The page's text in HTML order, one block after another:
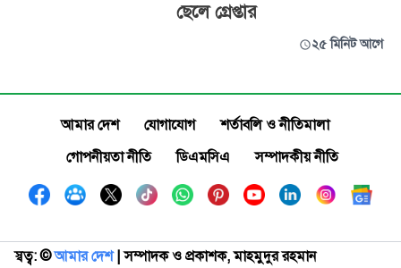
ছেলে গ্রেপ্তার
২৫ মিনিট আগে
আমার দেশ যোগাযোগ
শর্তাবলি ও নীতিমালা
গোপনীয়তা নীতি
ডিএমসিএ সম্পাদকীয় নীতি
স্বত্ব: ©️আমার দেশ| সম্পাদক ও প্রকাশক, মাহমুদুর রহমান